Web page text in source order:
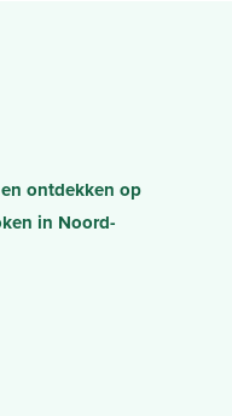
ontdekken op
in Noord-